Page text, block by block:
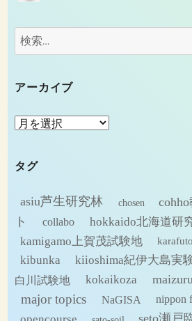
検
索:
アーカイブ
ア
カ
ブ
タグ
asiu芦生研究林 chosen
ト
collabo hokkaido北海道研
kamigamo上賀茂試験地 karafuto
kibunka
kiioshima紀伊大島実
白川試験地
kokaikoza
major topics NaGISA nippon